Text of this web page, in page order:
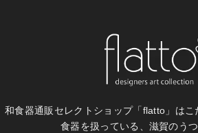
和食器通販セレクトショップ「flatto」はこ
食器を扱っている、滋賀のうつ